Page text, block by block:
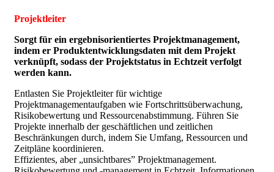
Projektleiter
Sorgt für ein ergebnisorientiertes Projektmanagement,
indem er Produktentwicklungsdaten mit dem Projekt
verknüpft, sodass der Projektstatus in Echtzeit verfolgt
werden kann.
Entlasten Sie Projektleiter für wichtige
Projektmanagementaufgaben wie Fortschrittsüberwachung,
Risikobewertung und Ressourcenabstimmung. Führen Sie
Projekte innerhalb der geschäftlichen und zeitlichen
Beschränkungen durch, indem Sie Umfang, Ressourcen und
Zeitpläne koordinieren.
Effizientes, aber „unsichtbares” Projektmanagement.